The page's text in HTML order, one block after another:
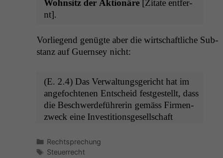
Wohn­sitz der Aktionäre [Zitate ent­fer­
nt].
Vor­liegend genügte aber die wirtschaftliche Sub­
stanz auf Guernsey nicht:
(E. 2.4) Das Ver­wal­tungs­gericht hat im
ange­focht­e­nen Entscheid fest­gestellt, dass
die Beschw­erde­führerin gemäss Fir­men­
zweck eine Investi­tion­s­ge­sellschaft
Kategorien
Rechtsprechung
Schlagwörter
Steuerrecht